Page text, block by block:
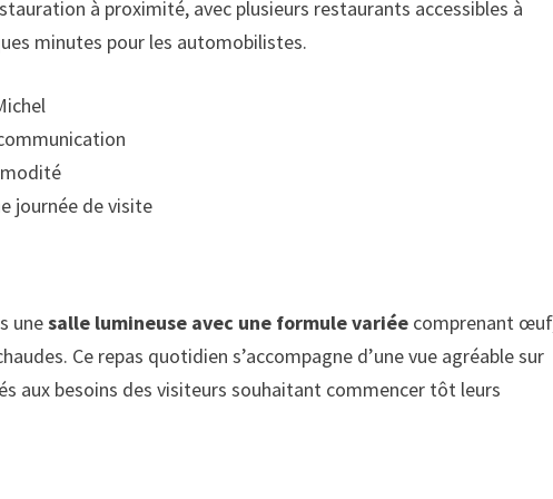
à proximité, avec plusieurs restaurants accessibles à
minutes pour les automobilistes.
journée de visite
unesalle lumineuse avec une formule variée comprenant
Ce repas quotidien s’accompagne d’une vue agréable sur
aux besoins des visiteurs souhaitant commencer tôt leurs